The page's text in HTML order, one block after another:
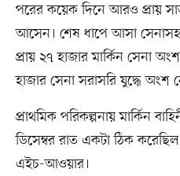
পরের কয়েক দিনে আরও প্রায়
আসেন। শেষ ধাপে আসা সেনাসহ
প্রায় ২৭ হাজার মার্কিন সেনা
হাজার সেনা সরাসরি যুদ্ধে অংশ
প্রাথমিক পরিকল্পনায় মার্কিন
ডিসেম্বর রাত একটা ঠিক
এইচ-আওয়ার।